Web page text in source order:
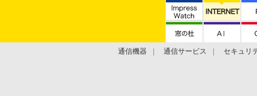
通信機器 通信サービス セキュリ